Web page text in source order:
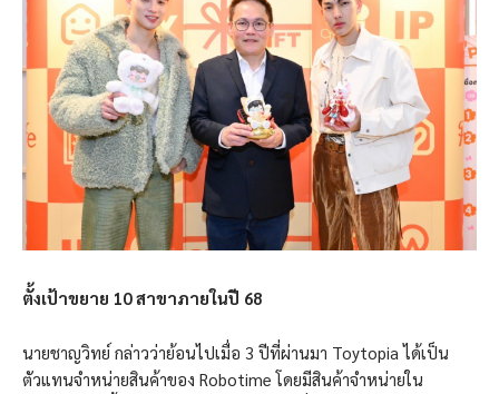
ตั้งเป้าขยาย 10 สาขาภายในปี 68
นายชาญวิทย์ กล่าวว่าย้อนไปเมื่อ 3 ปีที่ผ่านมา Toytopia ได้เป็น
ตัวแทนจำหน่ายสินค้าของ Robotime โดยมีสินค้าจำหน่ายใน